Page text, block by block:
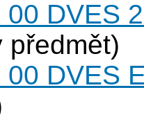
00 DVES
předmět)
00 DVES